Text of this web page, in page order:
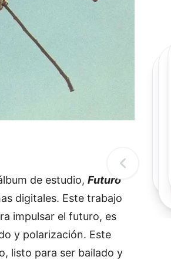
de estudio, Futuro
digitales. Este trabajo
impulsar el futuro, es
y polarización. Este
listo para ser bailado y